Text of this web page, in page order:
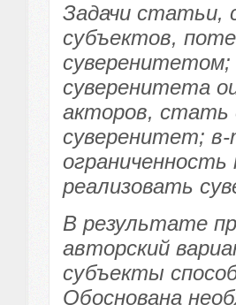
Задачи статьи,
субъектов,
суверенитета
акторов, стать
суверенитет;
реализовать
В результате
авторский
субъекты
Обоснована